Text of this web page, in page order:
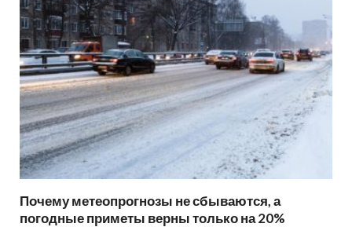
Почему метеопрогнозы не сбываются, а
погодные приметы верны только на 20%